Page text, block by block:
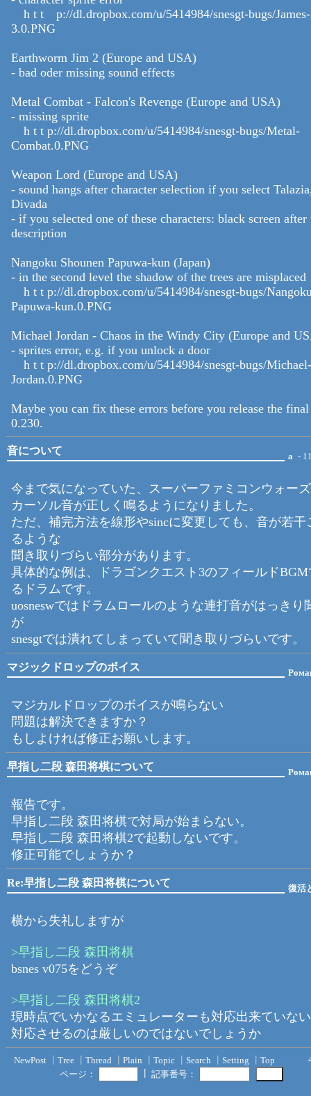
h t t p://dl.dropbox.com/u/5414984/snesgt-bugs/
3.0.PNG
Earthworm Jim 2 (Europe and USA)
- bad oder missing sound effects
Metal Combat - Falcon's Revenge (Europe and USA)
- missing sprite
h t t p://dl.dropbox.com/u/5414984/snesgt-bugs/Metal-
Combat.0.PNG
Weapon Lord (Europe and USA)
- sound hangs after character selection if you select
Divada
- if you selected one of these characters: black screen
description
Nangoku Shounen Papuwa-kun (Japan)
- in the second level the shadow of the trees are misplaced
h t t p://dl.dropbox.com/u/5414984/snesgt-bugs/
Papuwa-kun.0.PNG
Michael Jordan - Chaos in the Windy City (Europe and
- sprites error, e.g. if you unlock a door
h t t p://dl.dropbox.com/u/5414984/snesgt-bugs/Michael-
Jordan.0.PNG
Maybe you can fix these errors before you release the
0.230.
音について a -
今まで気になっていた、スーパーファミコンウォー
カーソル音が正しく鳴るようになりました。
ただ、補完方法を線形やsincに変更しても、音が若干
るような
聞き取りづらい部分があります。
具体的な例は、ドラゴンクエスト3のフィールド
るドラムです。
uosneswではドラムロールのような連打音がはっきり
が
snesgtでは潰れてしまっていて聞き取りづらいです。
マジックドロップのボイス
マジカルドロップのボイスが鳴らない
問題は解決できますか？
もしよければ修正お願いします。
早指し二段 森田将棋について
報告です。
早指し二段 森田将棋で対局が始まらない。
早指し二段 森田将棋2で起動しないです。
修正可能でしょうか？
Re:早指し二段 森田将棋について 復活
横から失礼しますが
>早指し二段 森田将棋
bsnes v075をどうぞ
>早指し二段 森田将棋2
現時点でいかなるエミュレーターも対応出来ていな
対応させるのは厳しいのではないでしょうか
NewPost Tree Thread Plain Topic Search Setting Top
ページ：
記事番号：